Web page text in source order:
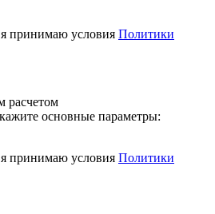
принимаю условия Политики
расчетом
основные параметры:
принимаю условия Политики